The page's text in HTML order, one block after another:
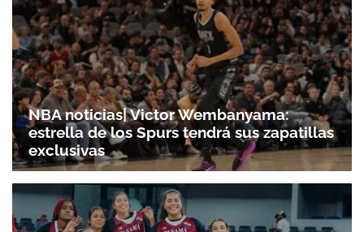
NBA noticias| Victor Wembanyama:
estrella de los Spurs tendrá sus zapatillas
exclusivas